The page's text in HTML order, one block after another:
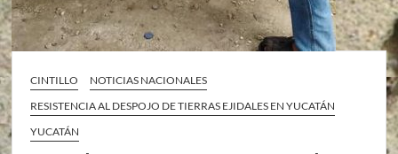
CINTILLO
NOTICIAS NACIONALES
RESISTENCIA AL DESPOJO DE TIERRAS EJIDALES EN YUCATÁN
YUCATÁN